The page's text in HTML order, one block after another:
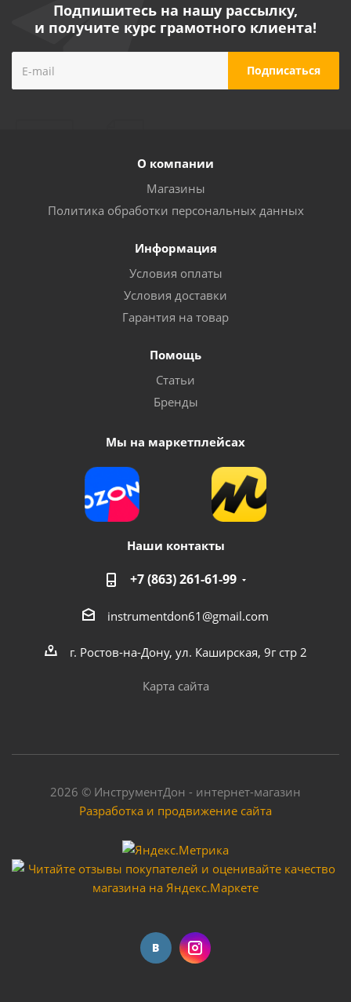
Подпишитесь на нашу рассылку,
и получите курс грамотного клиента!
О компании
Магазины
Политика обработки персональных данных
Информация
Условия оплаты
Условия доставки
Гарантия на товар
Помощь
Статьи
Бренды
Мы на маркетплейсах
Наши контакты
+7 (863) 261-61-99
instrumentdon61@gmail.com
г. Ростов-на-Дону, ул. Каширская, 9г стр 2
Карта сайта
2026 © ИнструментДон - интернет-магазин
Разработка и продвижение сайта